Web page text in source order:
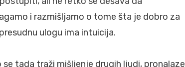
i razmišljamo o tome šta je dobro za
ulogu ima intuicija.
tada traži mišljenje drugih ljudi, pronalaze